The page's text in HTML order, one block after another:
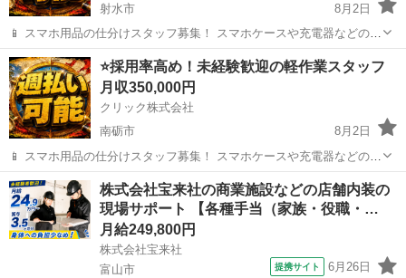
射水市
8月2日
📱 スマホ用品の仕分けスタッフ募集！ スマホケースや充電器などの仕
分け・検品を行うシンプルなお仕事です♪
━━━━━━━━━━━━━━━━ 📲 ご応募はこちら（24時間受付
中） https://lin.ee/...
富山 射水市 その他 未経験
⭐採用率高め！未経験歓迎の軽作業スタッフ
月収350,000円
クリック株式会社
南砺市
8月2日
📱 スマホ用品の仕分けスタッフ募集！ スマホケースや充電器などの仕
分け・検品を行うシンプルなお仕事です♪
━━━━━━━━━━━━━━━━ 📲 ご応募はこちら（24時間受付
中） https://lin.ee/...
富山 南砺市 その他
株式会社宝来社の商業施設などの店舗内装の
現場サポート 【各種手当（家族・役職・…
月給249,800円
株式会社宝来社
富山市
提携サイト 6月26日